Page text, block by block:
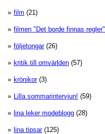
film (21)
filmen "Det borde finnas regler"
följetongar(26)
kritik till omvärlden (57)
krönikor(3)
Lilla sommarintervjun! (59)
lina leker modeblogg (28)
lina tipsar(125)